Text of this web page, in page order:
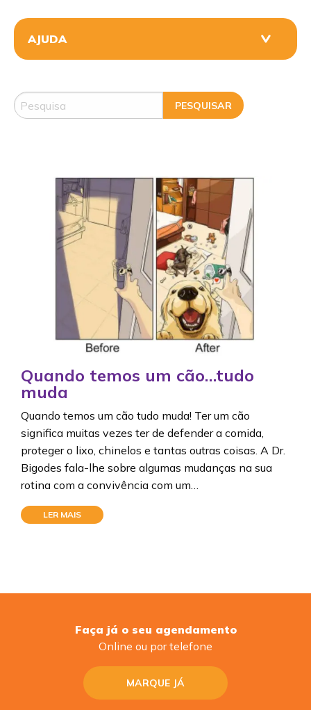
Quando temos um cão…tudo
muda
Quando temos um cão tudo muda! Ter um cão
significa muitas vezes ter de defender a comida,
proteger o lixo, chinelos e tantas outras coisas. A Dr.
Bigodes fala-lhe sobre algumas mudanças na sua
rotina com a convivência com um…
LER MAIS
Faça já o seu agendamento
Online ou por telefone
MARQUE JÁ